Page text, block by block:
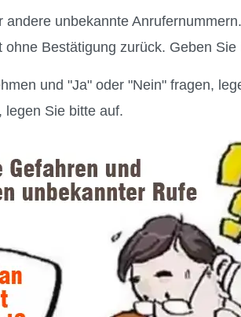
unbekannte
Bestätigung zurück. Geben
und "Ja" oder "Nein" fragen,
legen Sie bitte auf.